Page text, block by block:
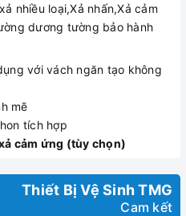
nhiều loại,Xả nhấn,Xả cảm
dương tường bảo hành
với vách ngăn tạo không
mẽ
tích hợp
cảm ứng (tùy chọn)
Thiết Bị Vệ Sinh TMG
Cam kết